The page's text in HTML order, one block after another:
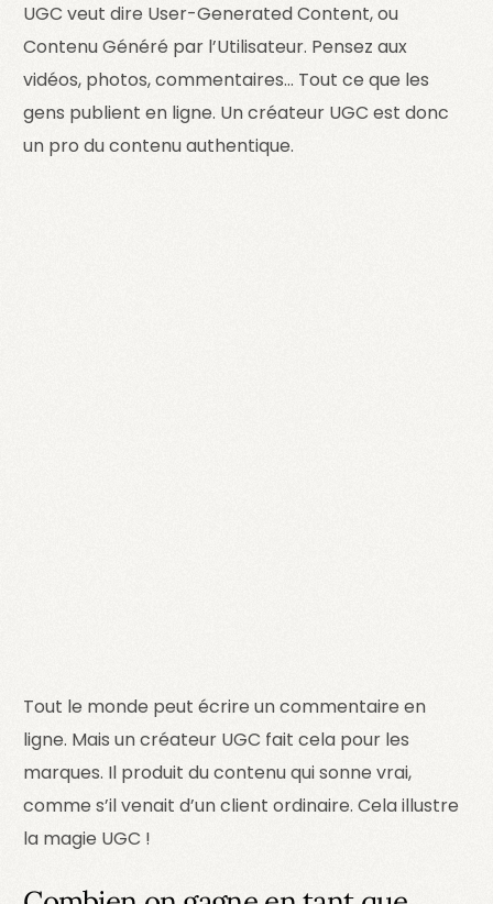
UGC veut dire User-Generated Content, ou
Contenu Généré par l’Utilisateur. Pensez aux
vidéos, photos, commentaires… Tout ce que les
gens publient en ligne. Un créateur UGC est donc
un pro du contenu authentique.
Tout le monde peut écrire un commentaire en
ligne. Mais un créateur UGC fait cela pour les
marques. Il produit du contenu qui sonne vrai,
comme s’il venait d’un client ordinaire. Cela illustre
la magie UGC !